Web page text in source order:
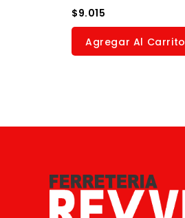
0
out
of
$9.015
Agregar Al Carrito